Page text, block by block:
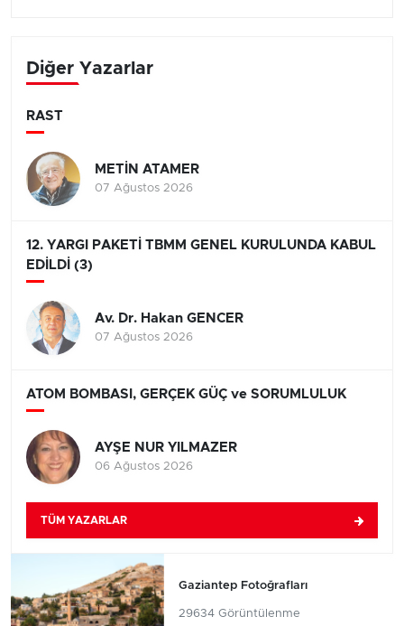
Diğer Yazarlar
RAST
METİN ATAMER
07 Ağustos 2026
12. YARGI PAKETİ TBMM GENEL KURULUNDA KABUL
EDİLDİ (3)
Av. Dr. Hakan GENCER
07 Ağustos 2026
ATOM BOMBASI, GERÇEK GÜÇ ve SORUMLULUK
AYŞE NUR YILMAZER
06 Ağustos 2026
TÜM YAZARLAR
Gaziantep Fotoğrafları
29634 Görüntülenme